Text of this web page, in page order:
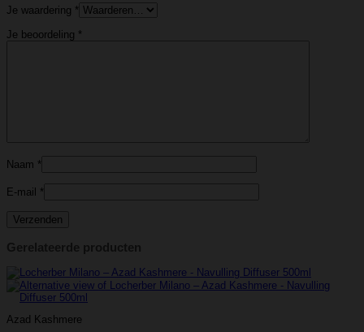
Je waardering *
Je beoordeling *
Naam *
E-mail *
Gerelateerde producten
Azad Kashmere